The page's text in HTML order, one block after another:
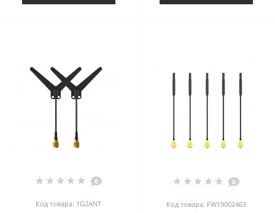
0
Код товара: 1G2ANT
0
Код товара: FW19002463